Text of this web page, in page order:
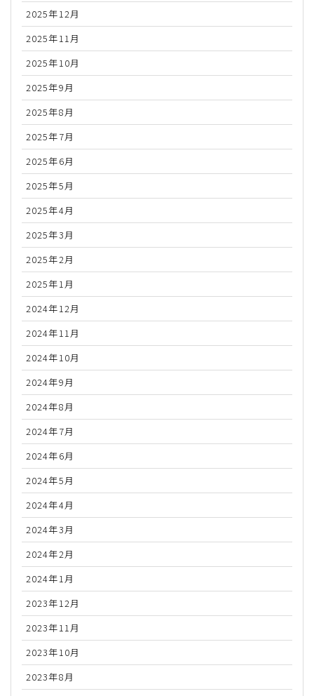
2025年12月
2025年11月
2025年10月
2025年9月
2025年8月
2025年7月
2025年6月
2025年5月
2025年4月
2025年3月
2025年2月
2025年1月
2024年12月
2024年11月
2024年10月
2024年9月
2024年8月
2024年7月
2024年6月
2024年5月
2024年4月
2024年3月
2024年2月
2024年1月
2023年12月
2023年11月
2023年10月
2023年8月